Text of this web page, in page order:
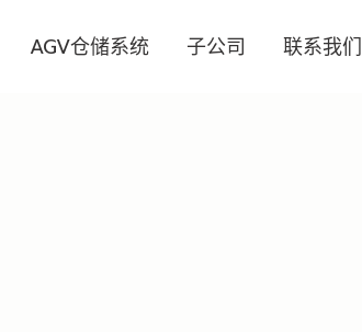
AGV仓储系统 子公司 联系我们